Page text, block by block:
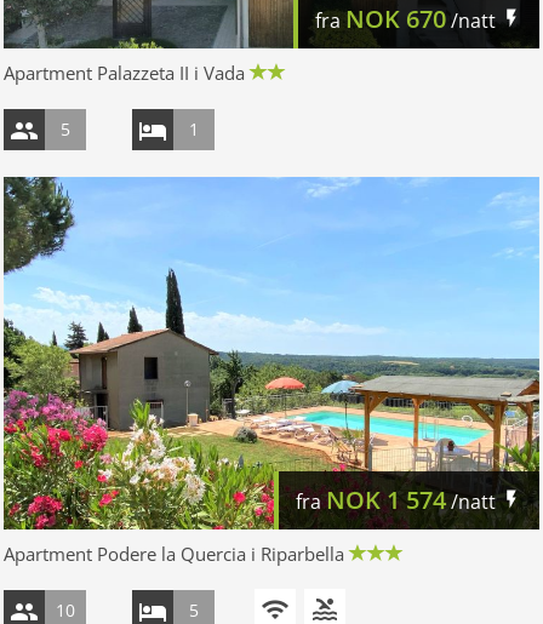
fraNOK 670/natt
Apartment Palazzeta II i Vada
5 1
fraNOK 1 574/natt
Apartment Podere la Quercia i Riparbella
10 5